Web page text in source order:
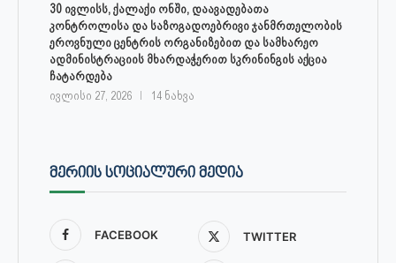
30 ივლისს, ქალაქი ონში, დაავადებათა
კონტროლისა და საზოგადოებრივი ჯანმრთელობის
ეროვნული ცენტრის ორგანიზებით და სამხარეო
ადმინისტრაციის მხარდაჭერით სკრინინგის აქცია
ჩატარდება
ივლისი 27, 2026 14 ნახვა
ᲛᲔᲠᲘᲘᲡ ᲡᲝᲪᲘᲐᲚᲣᲠᲘ ᲛᲔᲓᲘᲐ
FACEBOOK TWITTER